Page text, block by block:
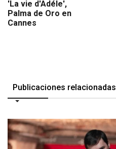
'La vie d'Adéle',
Palma de Oro en
Cannes
Publicaciones relacionadas